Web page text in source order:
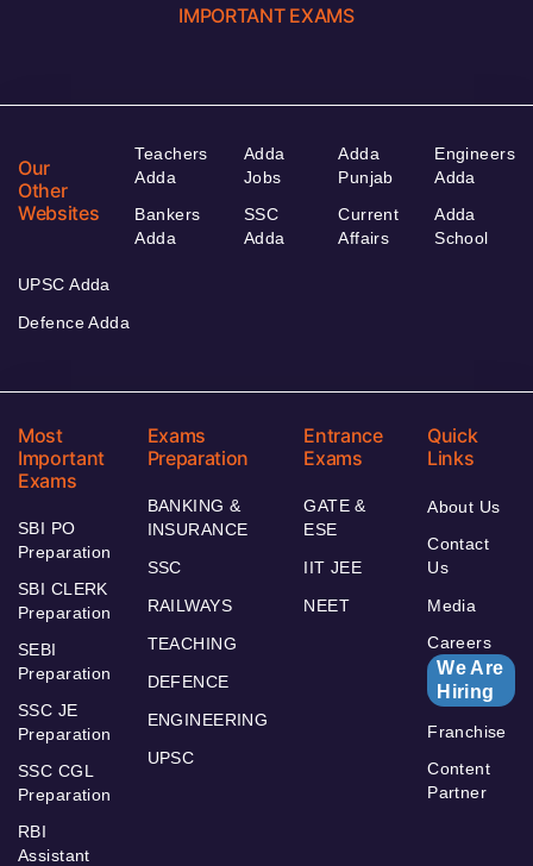
IMPORTANT EXAMS
Our
Other
Websites
Teachers
Adda
Bankers
Adda
Adda
Jobs
SSC
Adda
Adda
Punjab
Current
Affairs
Engineers
Adda
Adda
School
UPSC Adda
Defence Adda
Most
Important
Exams
SBI PO
Preparation
SBI CLERK
Preparation
SEBI
Preparation
SSC JE
Preparation
SSC CGL
Preparation
RBI
Assistant
Exams
Preparation
BANKING &
INSURANCE
SSC
RAILWAYS
TEACHING
DEFENCE
ENGINEERING
UPSC
Entrance
Exams
GATE &
ESE
IIT JEE
NEET
Quick
Links
About Us
Contact
Us
Media
Careers
We Are
Hiring
Franchise
Content
Partner